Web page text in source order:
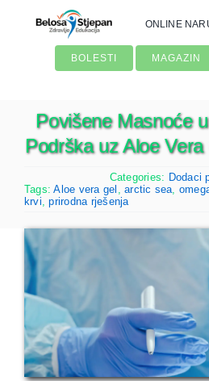
ONLINE
BOLESTI MAGAZIN
Povišene Masnoće
Podrška uz Aloe
Categories: Dodaci
Tags:Aloe vera gel ,arctic sea
krvi ,prirodna rješenja